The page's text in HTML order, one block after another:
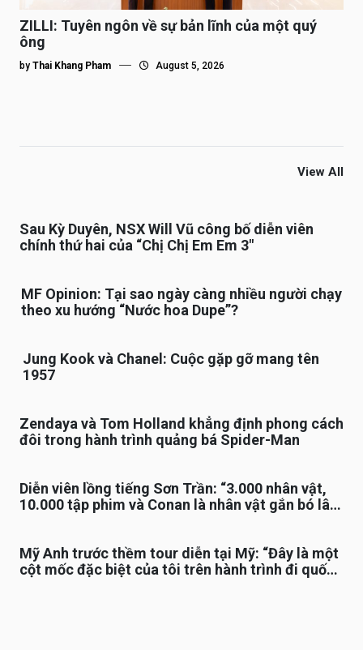
ZILLI: Tuyên ngôn về sự bản lĩnh của một quý
ông
by Thai Khang Pham August 5, 2026
View All
Sau Kỳ Duyên, NSX Will Vũ công bố diễn viên
chính thứ hai của “Chị Chị Em Em 3″
MF Opinion: Tại sao ngày càng nhiều người chạy
theo xu hướng “Nước hoa Dupe”?
Jung Kook và Chanel: Cuộc gặp gỡ mang tên
1957
Zendaya và Tom Holland khẳng định phong cách
đôi trong hành trình quảng bá Spider-Man
Diễn viên lồng tiếng Sơn Trần: “3.000 nhân vật,
10.000 tập phim và Conan là nhân vật gắn bó lâu
Mỹ Anh trước thềm tour diễn tại Mỹ: “Đây là một
cột mốc đặc biệt của tôi trên hành trình đi quốc